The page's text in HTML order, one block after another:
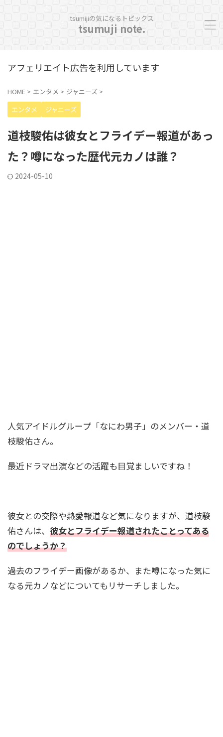
tsumijiの気になるトピックス
tsumuji note.
アフェリエイト広告を利用しています
HOME > エンタメ > ジャニーズ >
エンタメ
ジャニーズ
道枝駿佑は彼女とフライデー報道があっ
た？噂になった歴代元カノは誰？
2024-05-10
人気アイドルグループ「なにわ男子」のメンバー・道
枝駿佑さん。
最近ドラマ出演などの活躍も目覚ましいですね！
彼女との交際や熱愛報道など気になりますが、道枝駿
佑さんは、 彼女とフライデー報道されたことってある
のでしょうか？
過去のフライデー画像があるか、また噂になった気に
なる元カノなどについてもリサーチしました。